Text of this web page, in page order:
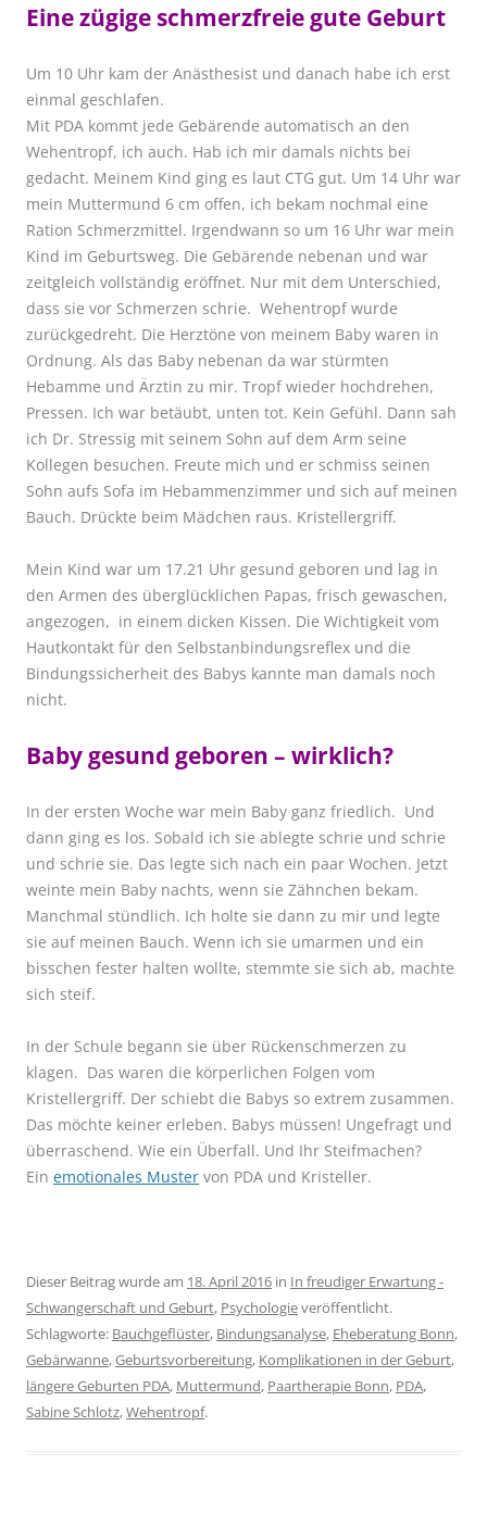
Eine zügige schmerzfreie gute Geburt
Um 10 Uhr kam der Anästhesist und danach habe ich erst
einmal geschlafen.
Mit PDA kommt jede Gebärende automatisch an den
Wehentropf, ich auch. Hab ich mir damals nichts bei
gedacht. Meinem Kind ging es laut CTG gut. Um 14 Uhr war
mein Muttermund 6 cm offen, ich bekam nochmal eine
Ration Schmerzmittel. Irgendwann so um 16 Uhr war mein
Kind im Geburtsweg. Die Gebärende nebenan und war
zeitgleich vollständig eröffnet. Nur mit dem Unterschied,
dass sie vor Schmerzen schrie. Wehentropf wurde
zurückgedreht. Die Herztöne von meinem Baby waren in
Ordnung. Als das Baby nebenan da war stürmten
Hebamme und Ärztin zu mir. Tropf wieder hochdrehen,
Pressen. Ich war betäubt, unten tot. Kein Gefühl. Dann sah
ich Dr. Stressig mit seinem Sohn auf dem Arm seine
Kollegen besuchen. Freute mich und er schmiss seinen
Sohn aufs Sofa im Hebammenzimmer und sich auf meinen
Bauch. Drückte beim Mädchen raus. Kristellergriff.
Mein Kind war um 17.21 Uhr gesund geboren und lag in
den Armen des überglücklichen Papas, frisch gewaschen,
angezogen, in einem dicken Kissen. Die Wichtigkeit vom
Hautkontakt für den Selbstanbindungsreflex und die
Bindungssicherheit des Babys kannte man damals noch
nicht.
Baby gesund geboren – wirklich?
In der ersten Woche war mein Baby ganz friedlich. Und
dann ging es los. Sobald ich sie ablegte schrie und schrie
und schrie sie. Das legte sich nach ein paar Wochen. Jetzt
weinte mein Baby nachts, wenn sie Zähnchen bekam.
Manchmal stündlich. Ich holte sie dann zu mir und legte
sie auf meinen Bauch. Wenn ich sie umarmen und ein
bisschen fester halten wollte, stemmte sie sich ab, machte
sich steif.
In der Schule begann sie über Rückenschmerzen zu
klagen. Das waren die körperlichen Folgen vom
Kristellergriff. Der schiebt die Babys so extrem zusammen.
Das möchte keiner erleben. Babys müssen! Ungefragt und
überraschend. Wie ein Überfall. Und Ihr Steifmachen?
Ein emotionales Muster von PDA und Kristeller.
Dieser Beitrag wurde am 18. April 2016 in In freudiger Erwartung -
Schwangerschaft und Geburt, Psychologieveröffentlicht.
Schlagworte: Bauchgeflüster, Bindungsanalyse, Eheberatung Bonn,
Gebärwanne,Geburtsvorbereitung, Komplikationen in der Geburt,
längere Geburten PDA, Muttermund, Paartherapie Bonn, PDA,
Sabine Schlotz,Wehentropf.